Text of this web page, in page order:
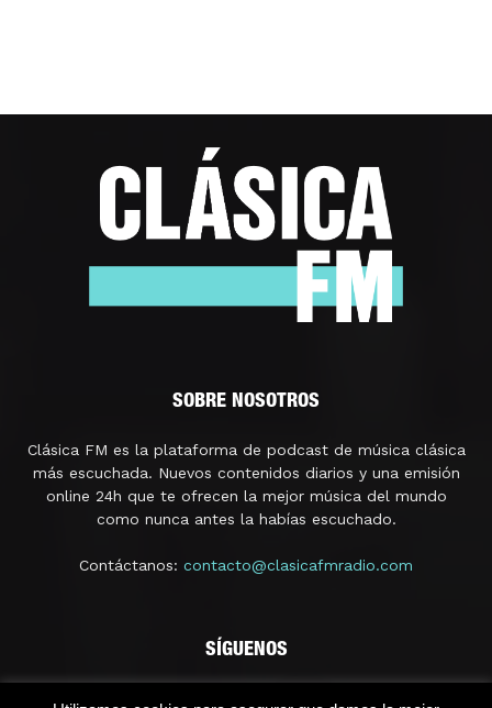
SOBRE NOSOTROS
Clásica FM es la plataforma de podcast de música clásica
más escuchada. Nuevos contenidos diarios y una emisión
online 24h que te ofrecen la mejor música del mundo
como nunca antes la habías escuchado.
Contáctanos: contacto@clasicafmradio.com
SÍGUENOS